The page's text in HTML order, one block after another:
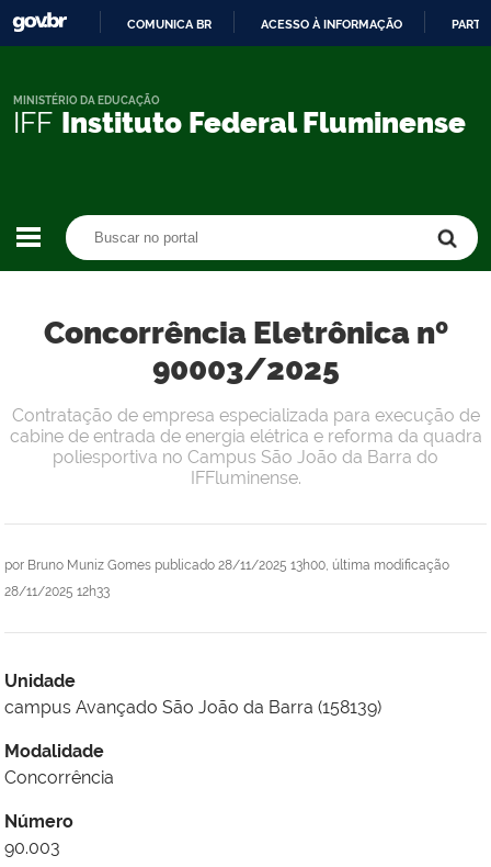
CONTEÚDO
COMUNICA BR ACESSO À INFORMAÇÃO
IFF Instituto Federal Fluminense
MINISTÉRIO DA EDUCAÇÃO
Concorrência Eletrônica nº
90003/2025
por Bruno Muniz Gomes publicado 28/11/2025 13h00, última modificação
28/11/2025 12h33
Contratação de empresa especializada para execução de
cabine de entrada de energia elétrica e reforma da quadra
poliesportiva no Campus São João da Barra do
IFFluminense.
Unidade
campus Avançado São João da Barra (158139)
Modalidade
Concorrência
Número
90.003